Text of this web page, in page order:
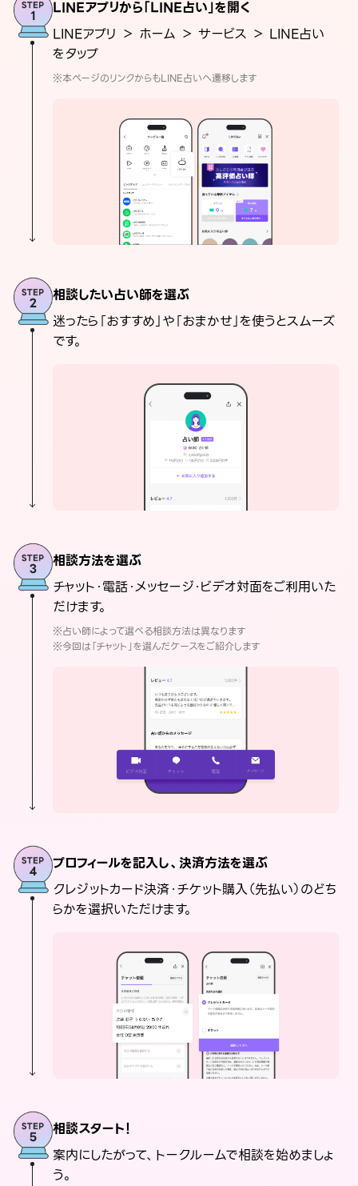
LINEアプリから「LINE占い」を開く
LINEアプリ ＞ ホーム ＞ サービス ＞ LINE占い
をタップ
※本ページのリンクからもLINE占いへ遷移します
相談したい占い師を選ぶ
迷ったら「おすすめ」や「おまかせ」を使うとスムーズ
です。
相談方法を選ぶ
チャット・電話・メッセージ・ビデオ対面をご利用いた
だけます。
※占い師によって選べる相談方法は異なります
※今回は「チャット」を選んだケースをご紹介します
プロフィールを記入し、決済方法を選ぶ
クレジットカード決済・チケット購入（先払い）のどち
らかを選択いただけます。
相談スタート！
案内にしたがって、トークルームで相談を始めましょ
う。